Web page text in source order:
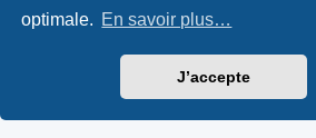
optimale. En savoir plus…
J’accepte